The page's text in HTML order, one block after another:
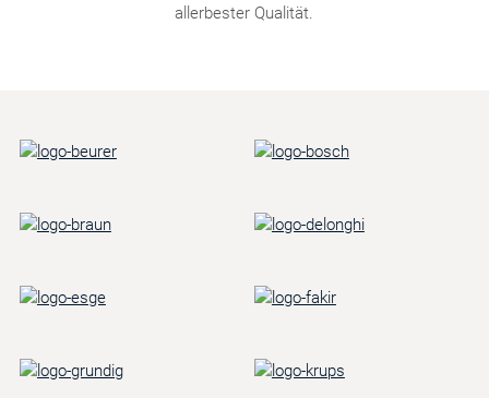
allerbester Qualität.